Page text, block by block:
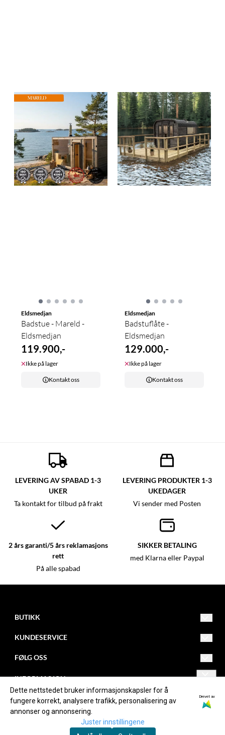
Eldsmedjan
Badstue - Mareld -
Eldsmedjan
119.900,-
Ikke på lager
Kontakt oss
Eldsmedjan
Badstuflåte -
Eldsmedjan
129.000,-
Ikke på lager
Kontakt oss
LEVERING AV SPABAD 1-3
UKER
Ta kontakt for tilbud på frakt
LEVERING PRODUKTER 1-3
UKEDAGER
Vi sender med Posten
2 års garanti/5 års reklamasjons
rett
På alle spabad
SIKKER BETALING
med Klarna eller Paypal
BUTIKK
Logg inn
KUNDESERVICE
kenneth@wellnessathome.no
Sjøskogenveien 7
1407
Vinterbro
FØLG OSS
Facebook
Instagram
INFORMASJON
Om oss
Dette nettstedet bruker informasjonskapsler for å
fungere korrekt, analysere trafikk, personalisering av
annonser og annonsering.
Drevet av
Juster innstillingene